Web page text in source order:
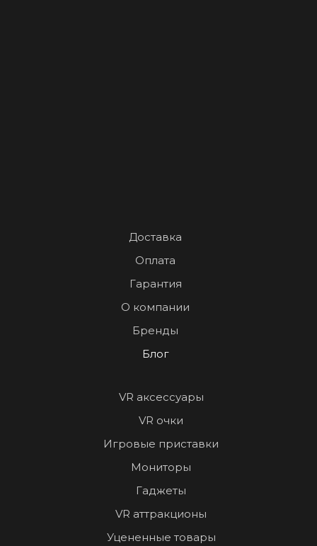
Доставка
Оплата
Гарантия
О компании
Бренды
Блог
VR аксессуары
VR очки
Игровые приставки
Мониторы
Гаджеты
VR аттракционы
Уцененные товары